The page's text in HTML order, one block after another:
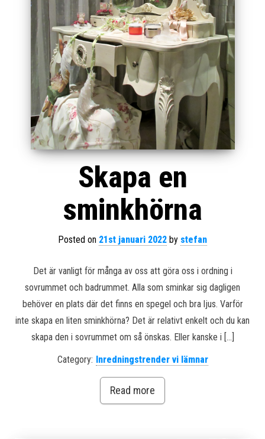
Skapa en
sminkhörna
Posted on 21st januari 2022 by stefan
Det är vanligt för många av oss att göra oss i ordning i
sovrummet och badrummet. Alla som sminkar sig dagligen
behöver en plats där det finns en spegel och bra ljus. Varför
inte skapa en liten sminkhörna? Det är relativt enkelt och du kan
skapa den i sovrummet om så önskas. Eller kanske i […]
Category: Inredningstrender vi lämnar
Read more